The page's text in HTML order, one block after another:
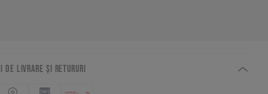
DE LIVRARE ȘI RETURURI